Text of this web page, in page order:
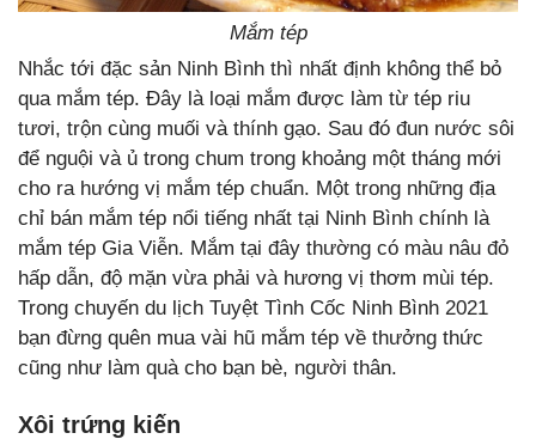
Mắm tép
Nhắc tới đặc sản Ninh Bình thì nhất định không thể bỏ
qua mắm tép. Đây là loại mắm được làm từ tép riu
tươi, trộn cùng muối và thính gạo. Sau đó đun nước sôi
để nguội và ủ trong chum trong khoảng một tháng mới
cho ra hướng vị mắm tép chuẩn. Một trong những địa
chỉ bán mắm tép nổi tiếng nhất tại Ninh Bình chính là
mắm tép Gia Viễn. Mắm tại đây thường có màu nâu đỏ
hấp dẫn, độ mặn vừa phải và hương vị thơm mùi tép.
Trong chuyến du lịch Tuyệt Tình Cốc Ninh Bình 2021
bạn đừng quên mua vài hũ mắm tép về thưởng thức
cũng như làm quà cho bạn bè, người thân.
Xôi trứng kiến